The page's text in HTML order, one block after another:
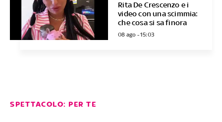
Rita De Crescenzo e i
video con una scimmia:
che cosa si sa finora
08 ago - 15:03
SPETTACOLO: PER TE